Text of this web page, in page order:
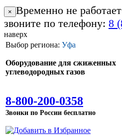
× Временно не
звоните по телефону: 8
наверх
Выбор региона: Уфа
Оборудование для сжиженных
углеводородных газов
8-800-200-0358
Звонки по России бесплатно